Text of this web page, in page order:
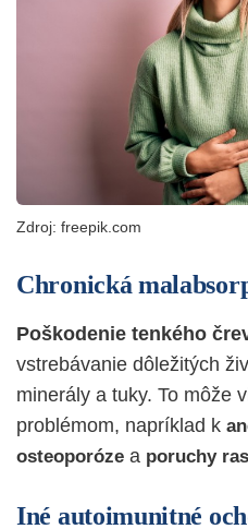
Zdroj: freepik.com
Chronická
Poškodenie tenkého
vstrebávanie dôležitých
minerály a tuky. To môže
problémom, napríklad k
osteoporóze a poruchy
Iné autoimunitné